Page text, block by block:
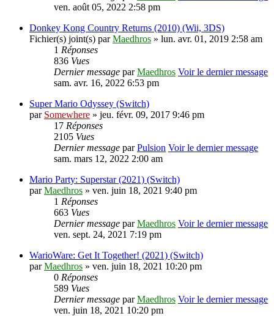
ven. août 05, 2022 2:58 pm
Donkey Kong Country Returns (2010) (Wii, 3DS)
Fichier(s) joint(s) parMaedhros » lun. avr. 01, 2019 2:58 am
1 Réponses
836 Vues
Dernier message parMaedhros Voir le dernier message
sam. avr. 16, 2022 6:53 pm
Super Mario Odyssey (Switch)
par Somewhere » jeu. févr. 09, 2017 9:46 pm
17 Réponses
2105 Vues
Dernier message parPulsion Voir le dernier message
sam. mars 12, 2022 2:00 am
Mario Party: Superstar (2021) (Switch)
parMaedhros » ven. juin 18, 2021 9:40 pm
1 Réponses
663 Vues
Dernier message parMaedhros Voir le dernier message
ven. sept. 24, 2021 7:19 pm
WarioWare: Get It Together! (2021) (Switch)
parMaedhros » ven. juin 18, 2021 10:20 pm
0 Réponses
589 Vues
Dernier message parMaedhros Voir le dernier message
ven. juin 18, 2021 10:20 pm